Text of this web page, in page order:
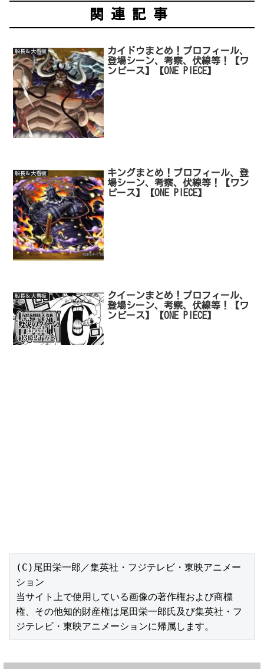
関連記事
船長＆大看板
カイドウまとめ！プロフィール、
登場シーン、考察、伏線等！【ワ
ンピース】【ONE PIECE】
船長＆大看板
キングまとめ！プロフィール、登
場シーン、考察、伏線等！【ワン
ピース】【ONE PIECE】
船長＆大看板
クイーンまとめ！プロフィール、
登場シーン、考察、伏線等！【ワ
ンピース】【ONE PIECE】
(C)尾田栄一郎／集英社・フジテレビ・東映アニメー
ション
当サイト上で使用している画像の著作権および商標
権、その他知的財産権は尾田栄一郎氏及び集英社・フ
ジテレビ・東映アニメーションに帰属します。